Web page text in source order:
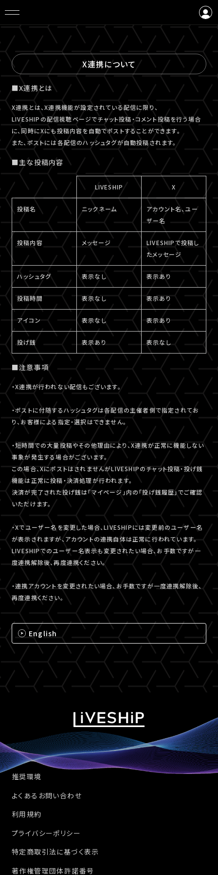
会員登録
X連携について
■X連携とは
X連携とは、X連携機能が設定されている配信に限り、
LIVESHIPの配信視聴ページでチャット投稿・コメント投稿を行う場合
に、同時にXにも投稿内容を自動でポストすることができます。
また、ポストには各配信のハッシュタグが自動投稿されます。
■主な投稿内容
LIVESHIP X
投稿名 ニックネーム
アカウント名、ユー
ザー名
投稿内容 メッセージ
LIVESHIPで投稿し
たメッセージ
ハッシュタグ 表示なし 表示あり
投稿時間 表示なし 表示あり
アイコン 表示なし 表示あり
投げ銭 表示あり 表示なし
■注意事項
・X連携が行われない配信もございます。
・ポストに付随するハッシュタグは各配信の主催者側で指定されてお
り、お客様による指定・選択はできません。
・短時間での大量投稿やその他理由により、X連携が正常に機能しない
事象が発生する場合がございます。
この場合、XにポストはされませんがLIVESHIPのチャット投稿・投げ銭
機能は正常に投稿・決済処理が行われます。
決済が完了された投げ銭は「マイページ」内の「投げ銭履歴」でご確認
いただけます。
・Xでユーザー名を変更した場合、LIVESHIPには変更前のユーザー名
が表示されますが、アカウントの連携自体は正常に行われています。
LIVESHIPでのユーザー名表示も変更されたい場合、お手数ですが一
度連携解除後、再度連携ください。
・連携アカウントを変更されたい場合、お手数ですが一度連携解除後、
再度連携ください。
English
推奨環境
よくあるお問い合わせ
利用規約
プライバシーポリシー
特定商取引法に基づく表示
著作権管理団体許諾番号